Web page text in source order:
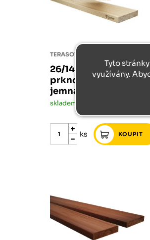
TERASOVÉ PRKNO BOROVICE
26/146/4000
prkno borovice
jemná/jemná A/B
ks
Tyto
využívány.